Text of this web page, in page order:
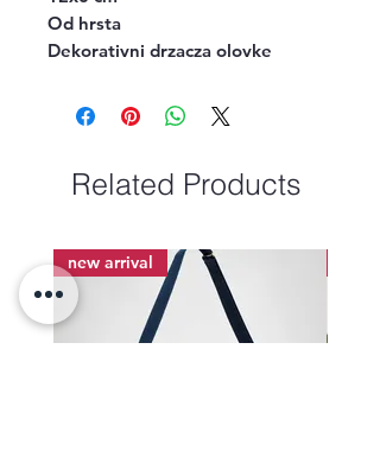
Od hrsta
Dekorativni drzacza olovke
Related Products
new arrival